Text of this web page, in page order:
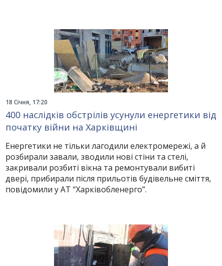
18 Січня, 17:20
400 наслідків обстрілів усунули енергетики від
початку війни на Харківщині
Енергетики не тільки лагодили електромережі, а й
розбирали завали, зводили нові стіни та стелі,
закривали розбиті вікна та ремонтували вибиті
двері, прибирали після прильотів будівельне сміття,
повідомили у АТ “Харківобленерго”.